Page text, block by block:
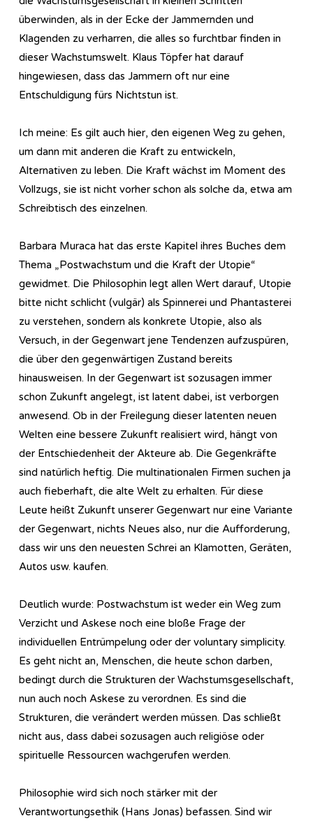
überwinden, als in der Ecke der Jammernden und
Klagenden zu verharren, die alles so furchtbar finden in
dieser Wachstumswelt. Klaus Töpfer hat darauf
hingewiesen, dass das Jammern oft nur eine
Entschuldigung fürs Nichtstun ist.
Ich meine: Es gilt auch hier, den eigenen Weg zu gehen,
um dann mit anderen die Kraft zu entwickeln,
Alternativen zu leben. Die Kraft wächst im Moment des
Vollzugs, sie ist nicht vorher schon als solche da, etwa am
Schreibtisch des einzelnen.
Barbara Muraca hat das erste Kapitel ihres Buches dem
Thema „Postwachstum und die Kraft der Utopie“
gewidmet. Die Philosophin legt allen Wert darauf, Utopie
bitte nicht schlicht (vulgär) als Spinnerei und Phantasterei
zu verstehen, sondern als konkrete Utopie, also als
Versuch, in der Gegenwart jene Tendenzen aufzuspüren,
die über den gegenwärtigen Zustand bereits
hinausweisen. In der Gegenwart ist sozusagen immer
schon Zukunft angelegt, ist latent dabei, ist verborgen
anwesend. Ob in der Freilegung dieser latenten neuen
Welten eine bessere Zukunft realisiert wird, hängt von
der Entschiedenheit der Akteure ab. Die Gegenkräfte
sind natürlich heftig. Die multinationalen Firmen suchen ja
auch fieberhaft, die alte Welt zu erhalten. Für diese
Leute heißt Zukunft unserer Gegenwart nur eine Variante
der Gegenwart, nichts Neues also, nur die Aufforderung,
dass wir uns den neuesten Schrei an Klamotten, Geräten,
Autos usw. kaufen.
Deutlich wurde: Postwachstum ist weder ein Weg zum
Verzicht und Askese noch eine bloße Frage der
individuellen Entrümpelung oder der voluntary simplicity.
Es geht nicht an, Menschen, die heute schon darben,
bedingt durch die Strukturen der Wachstumsgesellschaft,
nun auch noch Askese zu verordnen. Es sind die
Strukturen, die verändert werden müssen. Das schließt
nicht aus, dass dabei sozusagen auch religiöse oder
spirituelle Ressourcen wachgerufen werden.
Philosophie wird sich noch stärker mit der
Verantwortungsethik (Hans Jonas) befassen. Sind wir